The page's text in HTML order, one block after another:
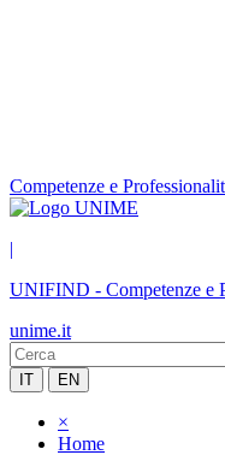
Competenze e
|
UNIFIND - Competenze e
unime.it
IT EN
×
Home